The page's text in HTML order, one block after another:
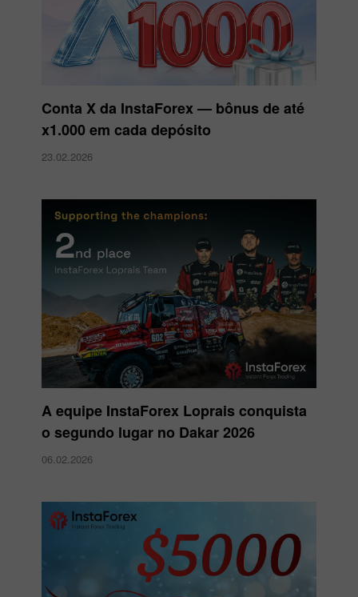
Conta X da InstaForex — bônus de até
x1.000 em cada depósito
23.02.2026
A equipe InstaForex Loprais conquista
o segundo lugar no Dakar 2026
06.02.2026